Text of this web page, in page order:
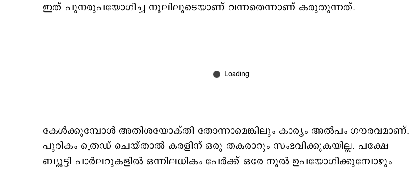
ഇത് പുനരുപയോഗിച്ച നൂലിലൂടെയാണ് വന്നതെന്നാണ് കരുതുന്നത്.
കേള്‍ക്കുമ്പോള്‍ അതിശയോക്തി തോന്നാമെങ്കിലും കാര്യം അല്‍പം ഗൗരവമാണ്.
പുരികം ത്രെഡ് ചെയ്താല്‍ കരളിന് ഒരു തകരാറും സംഭവിക്കുകയില്ല. പക്ഷേ
ബ്യൂട്ടി പാര്‍ലറുകളില്‍ ഒന്നിലധികം പേര്‍ക്ക് ഒരേ നൂല്‍ ഉപയോഗിക്കുമ്പോഴും